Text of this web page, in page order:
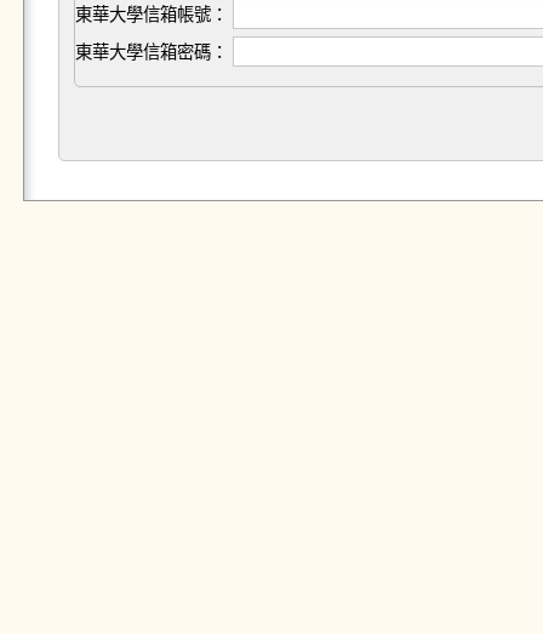
東華大學信箱帳號：
東華大學信箱密碼：